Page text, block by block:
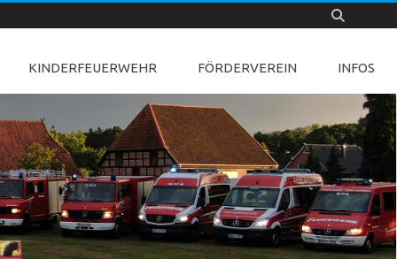
KINDERFEUERWEHR FÖRDERVEREIN INFOS